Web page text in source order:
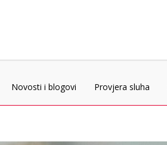
Novosti i blogovi Provjera sluha